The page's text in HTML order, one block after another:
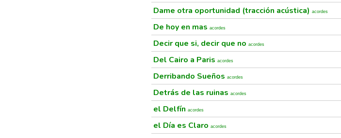
Dame otra oportunidad (tracción acústica) acordes
De hoy en mas acordes
Decir que si, decir que no acordes
Del Cairo a Paris acordes
Derribando Sueños acordes
Detrás de las ruinas acordes
el Delfín acordes
el Día es Claro acordes